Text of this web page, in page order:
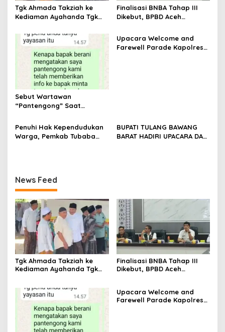
Tgk Ahmada Takziah ke
Kediaman Ayahanda Tgk
Finalisasi BNBA Tahap III
Dikebut, BPBD Aceh
Penghulu untuk Vervali
Stimulan Rumah
Sebut Wartawan
“Pantengong” Saat
Diduga Langgar Hukum &
Etika, DPR‑Provinsi,
Gubernur dan PLLDA
Upacara Welcome and
Farewell Parade Kapolres
Penuhi Hak Kependudukan
Warga, Pemkab Tubaba
BUPATI TULANG BAWANG
BARAT HADIRI UPACARA DAN
News Feed
Tgk Ahmada Takziah ke
Kediaman Ayahanda Tgk
Finalisasi BNBA Tahap III
Dikebut, BPBD Aceh
Stimulan Rumah
Upacara Welcome and
Farewell Parade Kapolres